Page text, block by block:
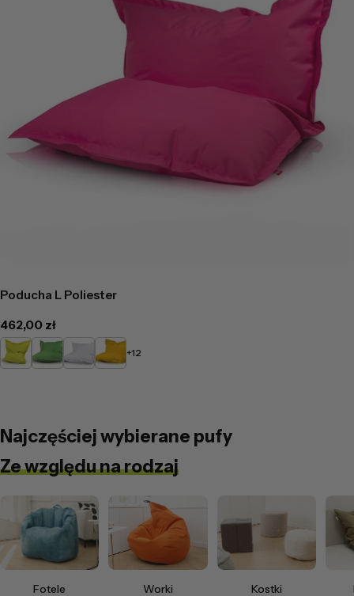
Poducha L Poliester
Cena
regularna
462,00 zł
Limonkowy
ZielonyBiały Żółty +12
Najczęściej wybierane pufy
Ze względu na rodzaj
Fotele Worki Kostki